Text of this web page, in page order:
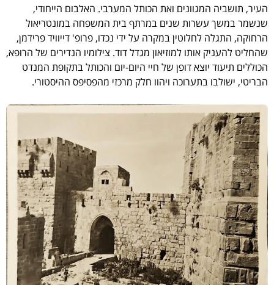
העיר, תושביה המגוונים ואת הכותל המערבי. האלבום הייחודי,
שנשמר במשך עשרות שנים במרתף בית המשפחה במונטריאול
הרחוקה, התגלה לחלוטין במקרה על ידי נכדו, פרופ' דייוויד פרידמן,
שהחליט להעניק אותו למוזיאון מגדל דוד. צילומיו הנדירים של הרופא,
הכוללים תיעוד יוצא דופן של חיי היום-יום והכותל בתקופת המנדט
הבריטי, ישולבו בתערוכה ויהוו חלק מרכזי מהפסיפס ההיסטורי.